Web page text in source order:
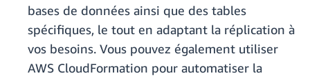
bases de données ainsi que des tables
spécifiques, le tout en adaptant la réplication à
vos besoins. Vous pouvez également utiliser
AWS CloudFormation pour automatiser la